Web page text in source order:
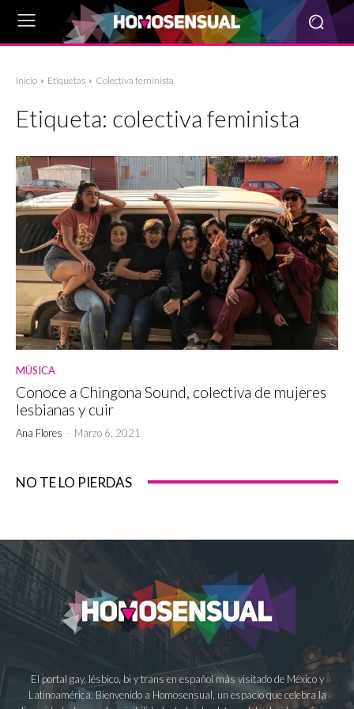
Inicio Etiquetas Colectiva feminista
Etiqueta: colectiva feminista
MÚSICA
Conoce a Chingona Sound, colectiva de mujeres
lesbianas y cuir
Ana Flores - Marzo 6, 2021
NO TE LO PIERDAS
El portal gay, lésbico, bi y trans en español más visitado de México y
Latinoamérica. Bienvenido a Homosensual, un espacio que celebra la